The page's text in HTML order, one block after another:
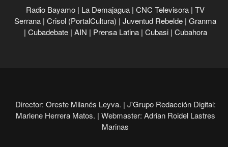
Radio Bayamo | La Demajagua | CNC Televisora | TV
Serrana | Crisol (PortalCultura) | Juventud Rebelde | Granma
| Cubadebate | AIN | Prensa Latina | Cubasi | Cubahora
Director: Oreste Milanés Leyva. | J'Grupo Redacción Digital:
Marlene Herrera Matos. | Webmaster: Adrian Roidel Lastres
Marinas